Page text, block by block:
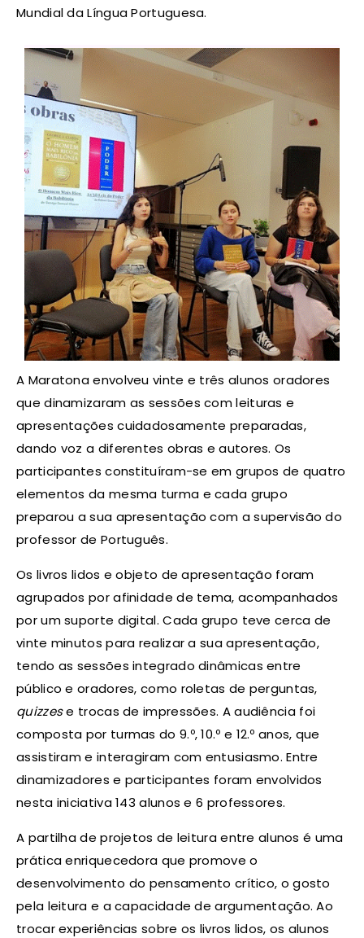
Mundial da Língua Portuguesa.
A Maratona envolveu vinte e três alunos oradores
que dinamizaram as sessões com leituras e
apresentações cuidadosamente preparadas,
dando voz a diferentes obras e autores. Os
participantes constituíram-se em grupos de quatro
elementos da mesma turma e cada grupo
preparou a sua apresentação com a supervisão do
professor de Português.
Os livros lidos e objeto de apresentação foram
agrupados por afinidade de tema, acompanhados
por um suporte digital. Cada grupo teve cerca de
vinte minutos para realizar a sua apresentação,
tendo as sessões integrado dinâmicas entre
público e oradores, como roletas de perguntas,
quizzese trocas de impressões. A audiência foi
composta por turmas do 9.º, 10.º e 12.º anos, que
assistiram e interagiram com entusiasmo. Entre
dinamizadores e participantes foram envolvidos
nesta iniciativa 143 alunos e 6 professores.
A partilha de projetos de leitura entre alunos é uma
prática enriquecedora que promove o
desenvolvimento do pensamento crítico, o gosto
pela leitura e a capacidade de argumentação. Ao
trocar experiências sobre os livros lidos, os alunos